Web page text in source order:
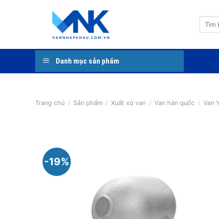
Tìm
Danh mục sản phẩm
Trang chủ / Sản phẩm / Xuất xứ van / Van hàn quốc / Van
-19%